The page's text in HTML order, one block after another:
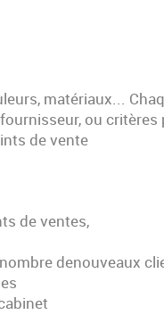
matériaux...
ou critères
de vente
de ventes,
denouveaux